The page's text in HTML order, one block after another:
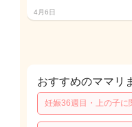
4月6日
おすすめのママリ
妊娠36週目・上の子に